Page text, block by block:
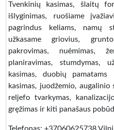
Tvenkinių kasimas, šlaitų
išlyginimas, ruošiame
pagrindus keliams, namų
užkasame griovius,
pakrovimas, nuėmimas,
planiravimas, stumdymas,
kasimas, duobių
kasimas, juodžemio,
reljefo tvarkymas,
gręžimas ir kiti panašaus